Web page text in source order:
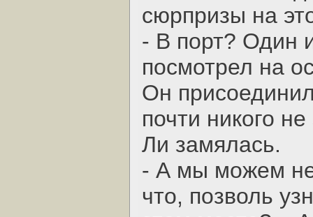
сюрпризы на
- В порт? Один
посмотрел на
Он
почти никого
Ли замялась.
- А мы можем
что, позволь